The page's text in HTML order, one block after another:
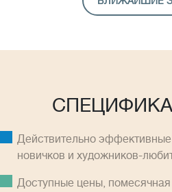
Действительно
новичков и художников-
Доступные цены, помесячная